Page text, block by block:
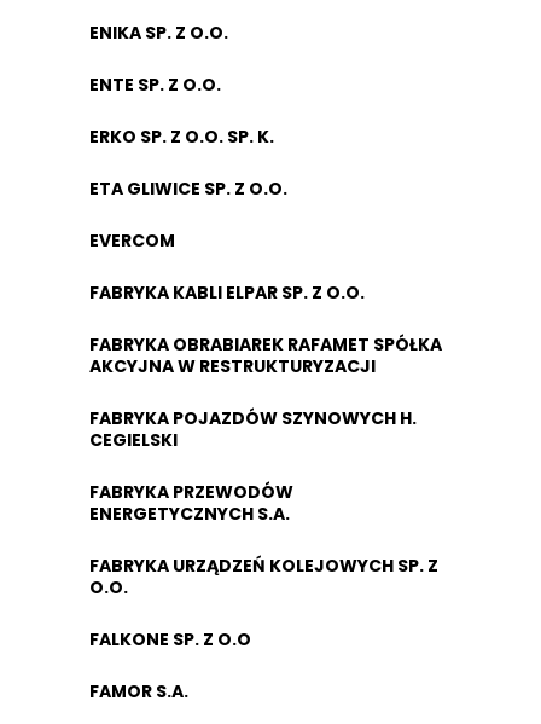
ENIKA SP. Z O.O.
ENTE SP. Z O.O.
ERKO SP. Z O.O. SP. K.
ETA GLIWICE SP. Z O.O.
EVERCOM
FABRYKA KABLI ELPAR SP. Z O.O.
FABRYKA OBRABIAREK RAFAMET SPÓŁKA
AKCYJNA W RESTRUKTURYZACJI
FABRYKA POJAZDÓW SZYNOWYCH H.
CEGIELSKI
FABRYKA PRZEWODÓW
ENERGETYCZNYCH S.A.
FABRYKA URZĄDZEŃ KOLEJOWYCH SP. Z
O.O.
FALKONE SP. Z O.O
FAMOR S.A.